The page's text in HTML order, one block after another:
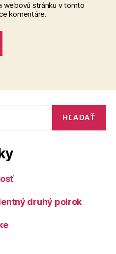
webovú stránku v tomto
komentáre.
druhý polrok